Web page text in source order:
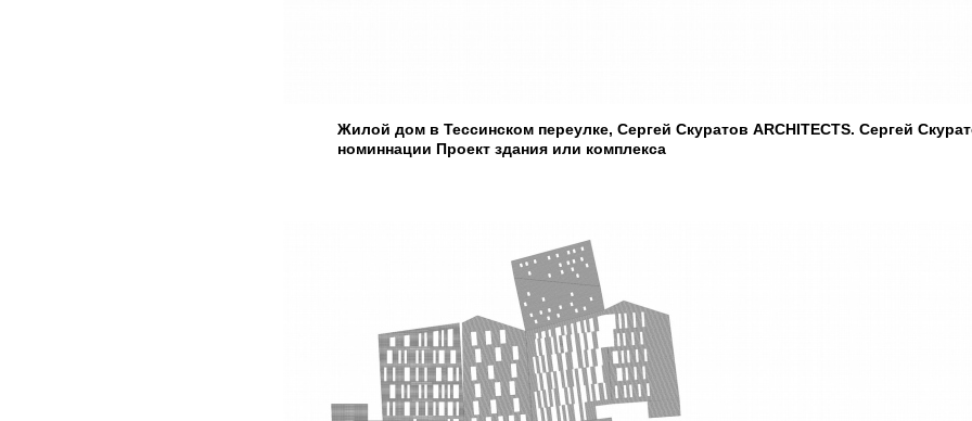
Жилой дом в Тессинском переулке, Сергей Скуратов ARCHITECTS. Сергей
номиннации Проект здания или комплекса